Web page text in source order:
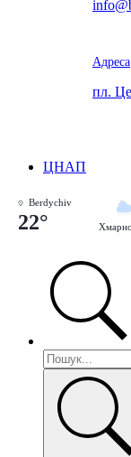
Адреса
пл.
ЦНАП
Berdychiv
22° Хмарно